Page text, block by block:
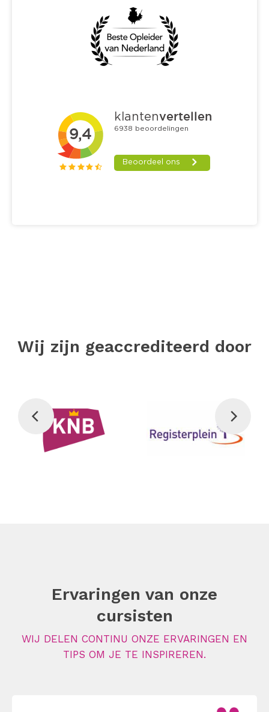
Wij zijn geaccrediteerd door
Ervaringen van onze
cursisten
WIJ DELEN CONTINU ONZE ERVARINGEN EN
TIPS OM JE TE INSPIREREN.